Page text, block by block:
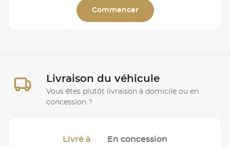
Commencer
Livraison du véhicule
Vous êtes plutôt livraison à domicile ou en
concession ?
Livré à En concession